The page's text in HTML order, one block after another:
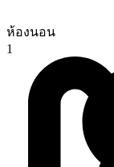
ห้องนอน
1